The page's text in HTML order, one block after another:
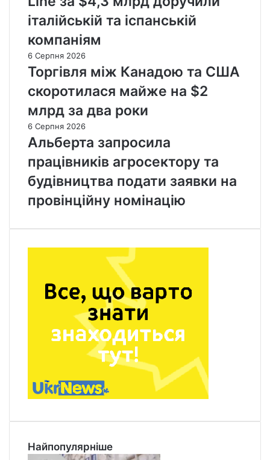
італійській та іспанській
компаніям
6 Серпня 2026
Торгівля між Канадою та США
скоротилася майже на $2
млрд за два роки
6 Серпня 2026
Альберта запросила
працівників агросектору та
будівництва подати заявки на
провінційну номінацію
Найпопулярніше